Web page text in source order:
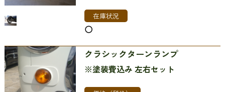
在庫状況
〇
クラシックターンランプ
※塗装費込み 左右セット